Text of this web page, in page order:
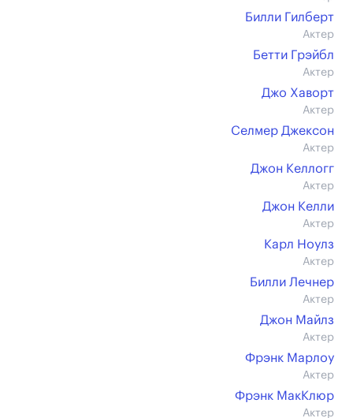
Билли Гилберт
Актер
Бетти Грэйбл
Актер
Джо Хаворт
Актер
Селмер Джексон
Актер
Джон Келлогг
Актер
Джон Келли
Актер
Карл Ноулз
Актер
Билли Лечнер
Актер
Джон Майлз
Актер
Фрэнк Марлоу
Актер
Фрэнк МакКлюр
Актер